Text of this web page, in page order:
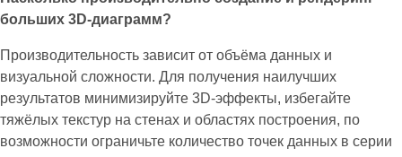
больших 3D‑диаграмм?
Производительность зависит от объёма данных и
визуальной сложности. Для получения наилучших
результатов минимизируйте 3D‑эффекты, избегайте
тяжёлых текстур на стенах и областях построения, по
возможности ограничьте количество точек данных в серии